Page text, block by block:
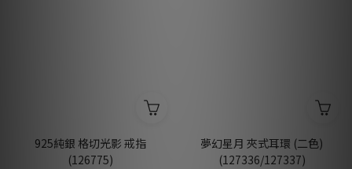
925純銀 格切光影 戒指
(126775)
夢幻星月 夾式耳環 (二色)
(127336/127337)